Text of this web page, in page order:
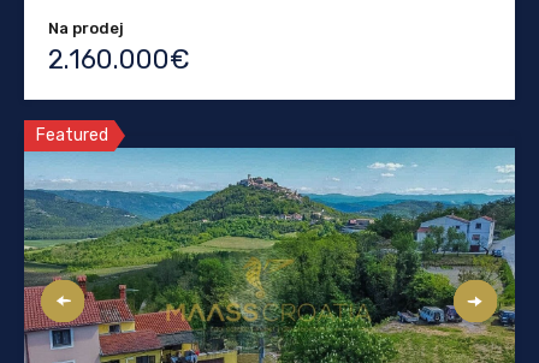
Na prodej
2.160.000€
Featured